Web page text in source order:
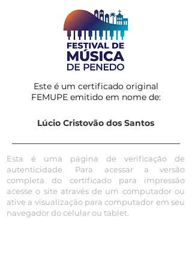
Este é um certificado original
FEMUPE emitido em nome de:
Lúcio Cristovão dos Santos
Esta é uma página de verificação de
autenticidade. Para acessar a versão
completa do certificado para impressão
acesse o site através de um computador ou
ative a visualização para computador em seu
navegador do celular ou tablet.